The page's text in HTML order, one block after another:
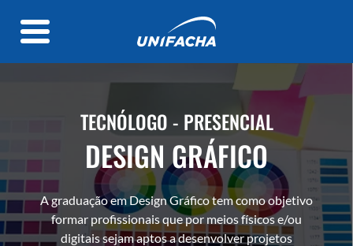
TECNÓLOGO - PRESENCIAL
DESIGN GRÁFICO
A graduação em Design Gráfico tem como objetivo
formar profissionais que por meios físicos e/ou
digitais sejam aptos a desenvolver projetos